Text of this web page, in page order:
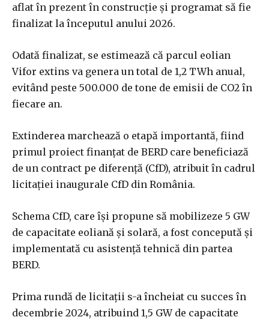
aflat în prezent în construcţie şi programat să fie
finalizat la începutul anului 2026.
Odată finalizat, se estimează că parcul eolian
Vifor extins va genera un total de 1,2 TWh anual,
evitând peste 500.000 de tone de emisii de CO2 în
fiecare an.
Extinderea marchează o etapă importantă, fiind
primul proiect finanţat de BERD care beneficiază
de un contract pe diferenţă (CfD), atribuit în cadrul
licitaţiei inaugurale CfD din România.
Schema CfD, care îşi propune să mobilizeze 5 GW
de capacitate eoliană şi solară, a fost concepută şi
implementată cu asistenţă tehnică din partea
BERD.
Prima rundă de licitaţii s-a încheiat cu succes în
decembrie 2024, atribuind 1,5 GW de capacitate